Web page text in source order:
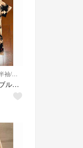
Tシャツ/カットソー(半袖/袖なし)
L.G.B.（ルグランブルー） NO.BAD DREAM CLUB タイダイ染め